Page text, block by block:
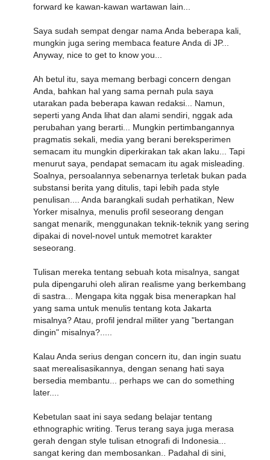
forward ke kawan-kawan wartawan lain...
Saya sudah sempat dengar nama Anda beberapa kali,
mungkin juga sering membaca feature Anda di JP...
Anyway, nice to get to know you...
Ah betul itu, saya memang berbagi concern dengan
Anda, bahkan hal yang sama pernah pula saya
utarakan pada beberapa kawan redaksi... Namun,
seperti yang Anda lihat dan alami sendiri, nggak ada
perubahan yang berarti... Mungkin pertimbangannya
pragmatis sekali, media yang berani bereksperimen
semacam itu mungkin diperkirakan tak akan laku... Tapi
menurut saya, pendapat semacam itu agak misleading.
Soalnya, persoalannya sebenarnya terletak bukan pada
substansi berita yang ditulis, tapi lebih pada style
penulisan.... Anda barangkali sudah perhatikan, New
Yorker misalnya, menulis profil seseorang dengan
sangat menarik, menggunakan teknik-teknik yang sering
dipakai di novel-novel untuk memotret karakter
seseorang.
Tulisan mereka tentang sebuah kota misalnya, sangat
pula dipengaruhi oleh aliran realisme yang berkembang
di sastra... Mengapa kita nggak bisa menerapkan hal
yang sama untuk menulis tentang kota Jakarta
misalnya? Atau, profil jendral militer yang "bertangan
dingin" misalnya?.....
Kalau Anda serius dengan concern itu, dan ingin suatu
saat merealisasikannya, dengan senang hati saya
bersedia membantu... perhaps we can do something
later....
Kebetulan saat ini saya sedang belajar tentang
ethnographic writing. Terus terang saya juga merasa
gerah dengan style tulisan etnografi di Indonesia...
sangat kering dan membosankan.. Padahal di sini,